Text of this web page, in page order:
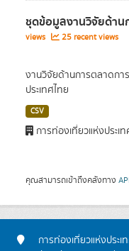
ชุดข้อมูลงานวิจัยด้าน
views
25 recent views
งานวิจัยด้านการตลาดกา
ประเทศไทย
CSV
การท่องเที่ยวแห่งประเ
คุณสามารถเข้าถึงคลังทาง API
การท่องเที่ยวแห่งประ